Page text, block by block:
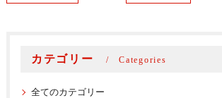
カテゴリー Categories
全てのカテゴリー